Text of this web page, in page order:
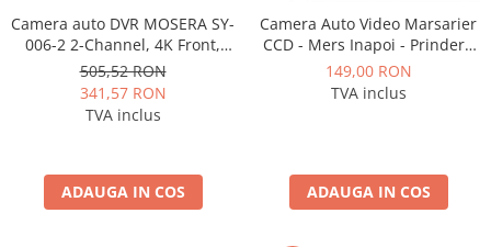
Camera auto DVR MOSERA SY-
006-2 2-Channel, 4K Front,
1080P Spate, ecran 2.99", GPS,
WiFi, Night Vision, G-Sensor,
Loop Recording
505,52 RON
341,57 RON
TVA inclus
ADAUGA IN COS
Camera Auto Video Marsarier
CCD - Mers Inapoi - Prindere
Standard - AD-BGCM1
149,00 RON
TVA inclus
ADAUGA IN COS